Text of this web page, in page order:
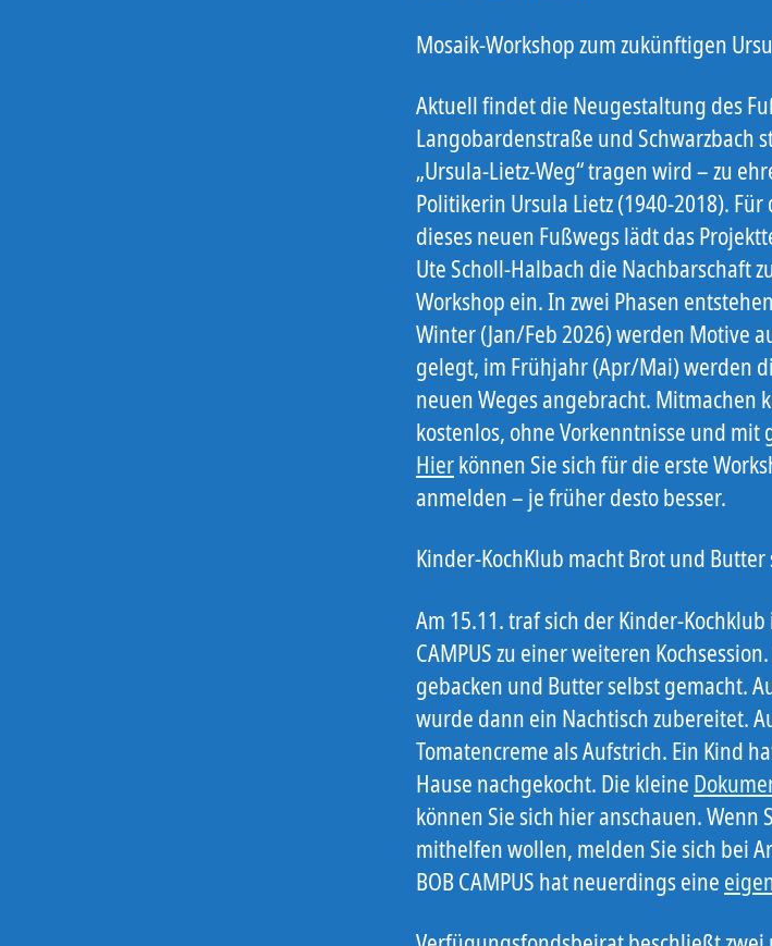
Mosaik-Workshop zum zukünftigen
Aktuell findet die Neugestaltung des
Langobardenstraße und Schwarzbach
„Ursula-Lietz-Weg“ tragen wird – zu
Politikerin Ursula Lietz (1940-2018).
dieses neuen Fußwegs lädt das
Ute Scholl-Halbach die Nachbarschaft
Workshop ein. In zwei Phasen
Winter (Jan/Feb 2026) werden Motive
gelegt, im Frühjahr (Apr/Mai) werden
neuen Weges angebracht. Mitmachen
kostenlos, ohne Vorkenntnisse und
Hierkönnen Sie sich für die erste
anmelden – je früher desto besser.
Kinder-KochKlub macht Brot und Butter
Am 15.11. traf sich der Kinder-
CAMPUS zu einer weiteren
gebacken und Butter selbst gemacht.
wurde dann ein Nachtisch zubereitet.
Tomatencreme als Aufstrich. Ein Kind
Hause nachgekocht. Die kleine
können Sie sich hier anschauen. Wenn
mithelfen wollen, melden Sie sich bei
BOB CAMPUS hat neuerdings eine